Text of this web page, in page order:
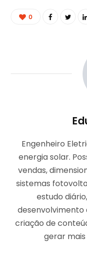
0
Engenheiro
energia solar.
vendas,
sistemas
estudo
desenvolvimento
criação de
gerar mais